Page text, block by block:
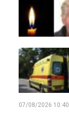
07/08/2026 10:40